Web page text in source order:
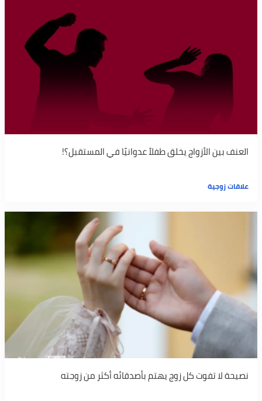
العنف بين الأزواج يخلق طفلاً عدوانيًا في المستقبل؟!
علاقات زوجية
نصيحة لا تفوت كل زوج يهتم بأصدقائه أكثر من زوجته